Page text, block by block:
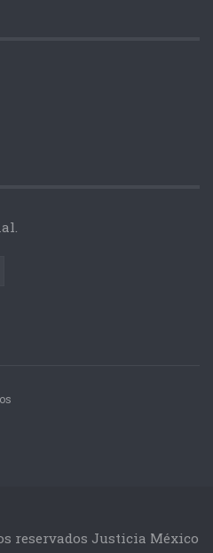
reservados Justicia México